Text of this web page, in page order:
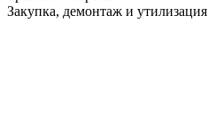
Закупка, демонтаж и утилизация